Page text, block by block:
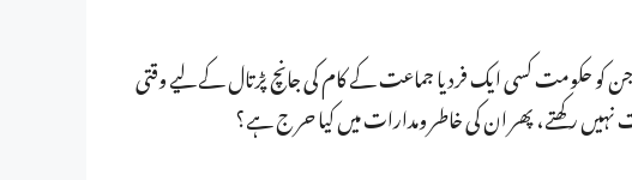
جن کو حکومت کسی ایک فرد یا جماعت کے کام کی جانچ پڑتال کے لیے وقتی
نہیں رکھتے، پھر ان کی خاطر ومدارات میں کیا حر ج ہے؟